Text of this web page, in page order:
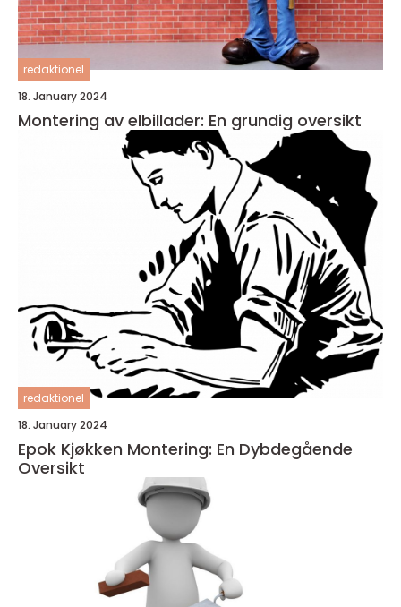
redaktionel
18. January 2024
Montering av elbillader: En grundig oversikt
redaktionel
18. January 2024
Epok Kjøkken Montering: En Dybdegående
Oversikt